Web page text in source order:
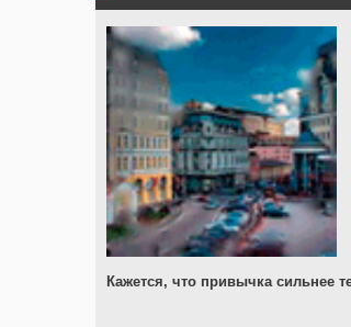
Кажется, что привычка сильнее